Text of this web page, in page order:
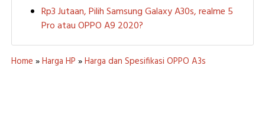
Rp3 Jutaan, Pilih Samsung Galaxy A30s, realme 5
Pro atau OPPO A9 2020?
Home »Harga HP »Harga dan Spesifikasi OPPO A3s